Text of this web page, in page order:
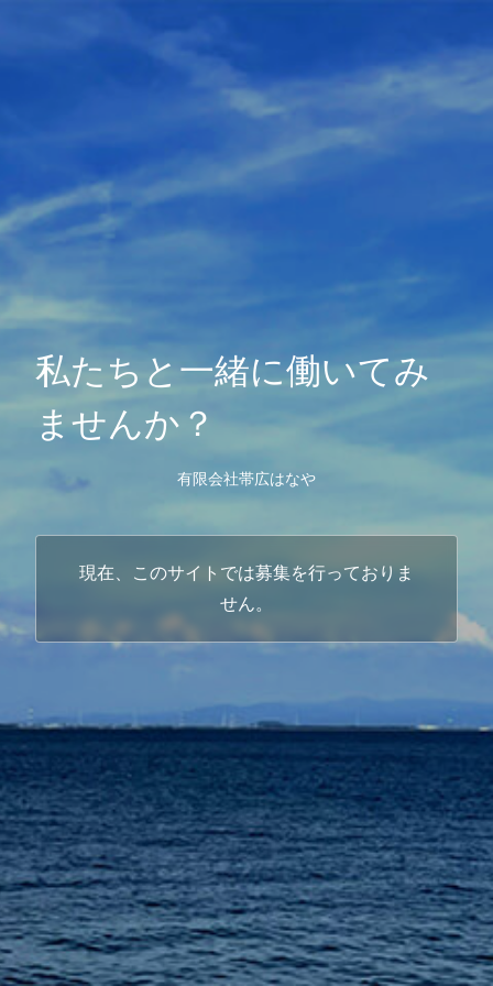
私たちと一緒に働いてみ
ませんか？
有限会社帯広はなや
現在、このサイトでは募集を行っておりま
せん。